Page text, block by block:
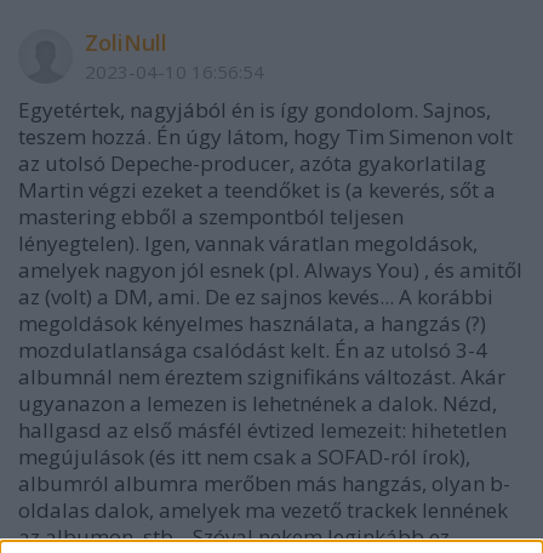
ZoliNull
2023-04-10 16:56:54
Egyetértek, nagyjából én is így gondolom. Sajnos,
teszem hozzá. Én úgy látom, hogy Tim Simenon volt
az utolsó Depeche-producer, azóta gyakorlatilag
Martin végzi ezeket a teendőket is (a keverés, sőt a
mastering ebből a szempontból teljesen
lényegtelen). Igen, vannak váratlan megoldások,
amelyek nagyon jól esnek (pl. Always You) , és amitől
az (volt) a DM, ami. De ez sajnos kevés... A korábbi
megoldások kényelmes használata, a hangzás (?)
mozdulatlansága csalódást kelt. Én az utolsó 3-4
albumnál nem éreztem szignifikáns változást. Akár
ugyanazon a lemezen is lehetnének a dalok. Nézd,
hallgasd az első másfél évtized lemezeit: hihetetlen
megújulások (és itt nem csak a SOFAD-ról írok),
albumról albumra merőben más hangzás, olyan b-
oldalas dalok, amelyek ma vezető trackek lennének
az albumon, stb... Szóval nekem leginkább ez